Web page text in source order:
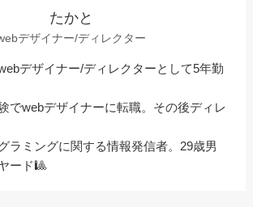
たかと
デザイナー/ディレクター
デザイナー/ディレクターとして5年勤
でwebデザイナーに転職。その後ディレ
ラミングに関する情報発信者。29歳男
ード🎱